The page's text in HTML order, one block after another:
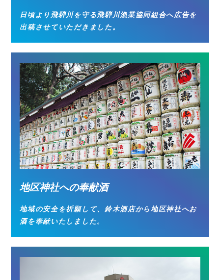
日頃より飛騨川を守る飛騨川漁業協同組合へ広告を
出稿させていただきました。
地区神社への奉献酒
地域の安全を祈願して、鈴木酒店から地区神社へお
酒を奉献いたしました。